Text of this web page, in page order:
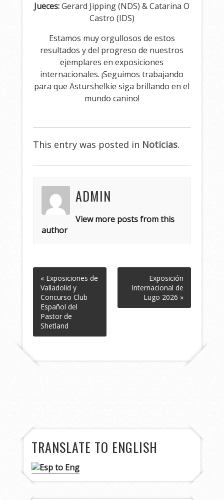
Jueces:Gerard Jipping (NDS) & Catarina O
Castro (IDS)
Estamos muy orgullosos de estos
resultados y del progreso de nuestros
ejemplares en exposiciones
internacionales. ¡Seguimos trabajando
para que Asturshelkie siga brillando en el
mundo canino!
This entry was posted in Noticias.
ADMIN
View more posts from this
author
« Exposiciones de
Valladolid y
Concurso Club
Español del
Pastor de
Shetland
Exposición
Internacional de
Lugo 2026 »
TRANSLATE TO ENGLISH